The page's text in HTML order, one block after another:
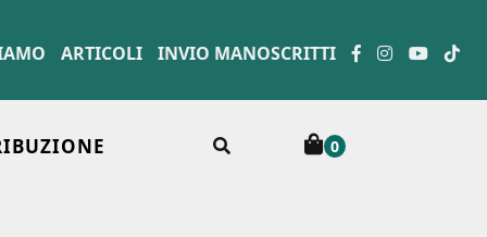
ARTICOLI INVIO MANOSCRITTI
0